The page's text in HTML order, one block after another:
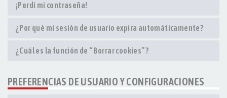
¡Perdí mi contraseña!
¿Por qué mi sesión de usuario expira automáticamente?
¿Cuál es la función de “Borrar cookies”?
PREFERENCIAS DE USUARIO Y CONFIGURACIONES